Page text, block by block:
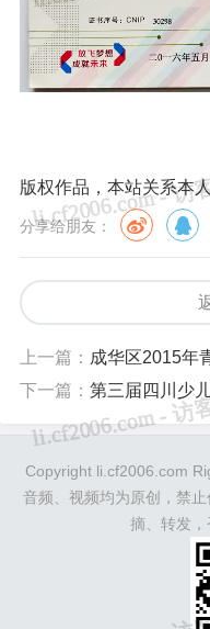
版权作品，本站关系本
分享给朋友：
上一篇： 成华区2015年
下一篇： 第三届四川少
Copyright li.cf2006.com
音频、视频均为原创，禁
摘、转发